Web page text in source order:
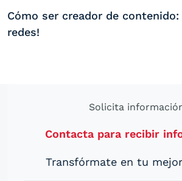
Cómo ser creador de contenido:
redes!
Solicita
Contacta para recibir
Transfórmate en tu